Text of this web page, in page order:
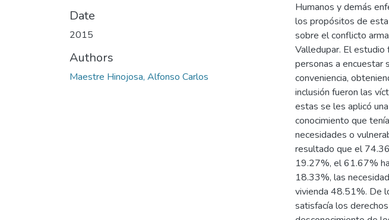
Date
2015
Authors
Maestre Hinojosa, Alfonso Carlos
Humanos y demás
los propósitos de esta
sobre el conflicto
Valledupar. El
personas a encuestar
conveniencia,
inclusión fueron las
estas se les aplicó
conocimiento que
necesidades o
resultado que el
19.27%, el 61.67%
18.33%, las
vivienda 48.51%. De
satisfacía los